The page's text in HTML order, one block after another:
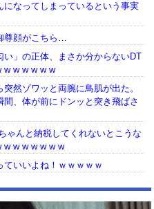
なってしまっているという事実
尊顔がこちら…
い」の正体、まさか分からないDT
w w w w w w
然ゾワッと両腕に鳥肌が出た。
間、体が前にドンッと突き飛ばさ
ゃんと納税してくれないとこうな
w w w w w w w
ていいよね！ｗｗｗｗｗ
ちが続々乱入 → スタッフが注意し